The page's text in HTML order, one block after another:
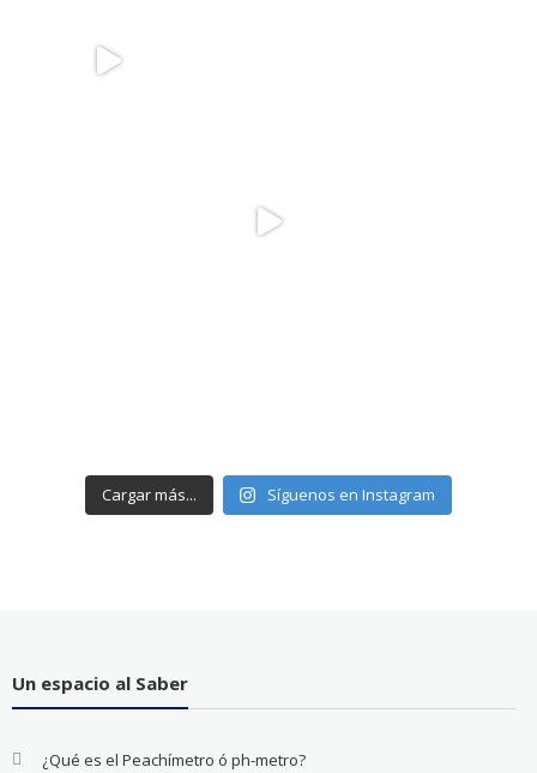
Cargar más... Síguenos en Instagram
Un espacio al Saber
¿Qué es el Peachímetro ó ph-metro?